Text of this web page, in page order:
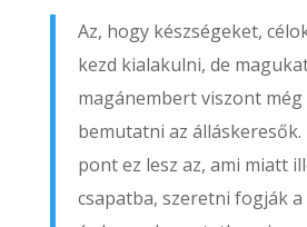
Az, hogy készségeket,
kezd kialakulni, de
magánembert viszont
bemutatni az álláskeresők.
pont ez lesz az, ami miatt
csapatba, szeretni fogják